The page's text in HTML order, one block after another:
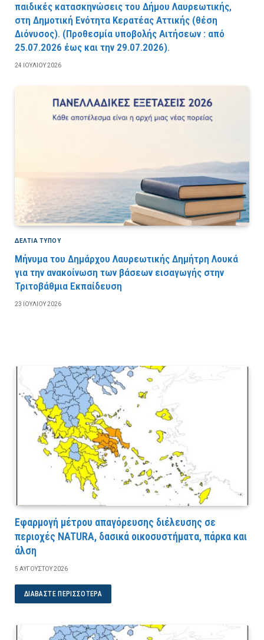
παιδικές κατασκηνώσεις του Δήμου Λαυρεωτικής,
στη Δημοτική Ενότητα Κερατέας Αττικής (θέση
Διόνυσος). (Προθεσμία υποβολής Αιτήσεων : από
25.07.2026 έως και την 29.07.2026).
24 ΙΟΥΛΊΟΥ 2026
ΔΕΛΤΙΑ ΤΥΠΟΥ
Μήνυμα του Δημάρχου Λαυρεωτικής Δημήτρη Λουκά
για την ανακοίνωση των βάσεων εισαγωγής στην
Τριτοβάθμια Εκπαίδευση
23 ΙΟΥΛΊΟΥ 2026
Εφαρμογή μέτρου απαγόρευσης διέλευσης σε
περιοχές NATURA, δασικά οικοσυστήματα, πάρκα και
άλση
5 ΑΥΓΟΎΣΤΟΥ 2026
ΔΙΑΒΆΣΤΕ ΠΕΡΙΣΣΌΤΕΡΑ